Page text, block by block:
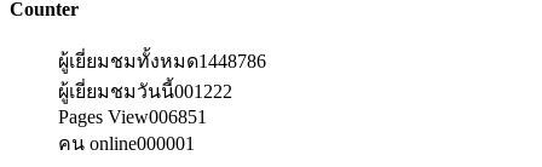
Counter
ผู้เยี่ยมชมทั้งหมด1448786
ผู้เยี่ยมชมวันนี้001222
Pages View006851
คน online000001